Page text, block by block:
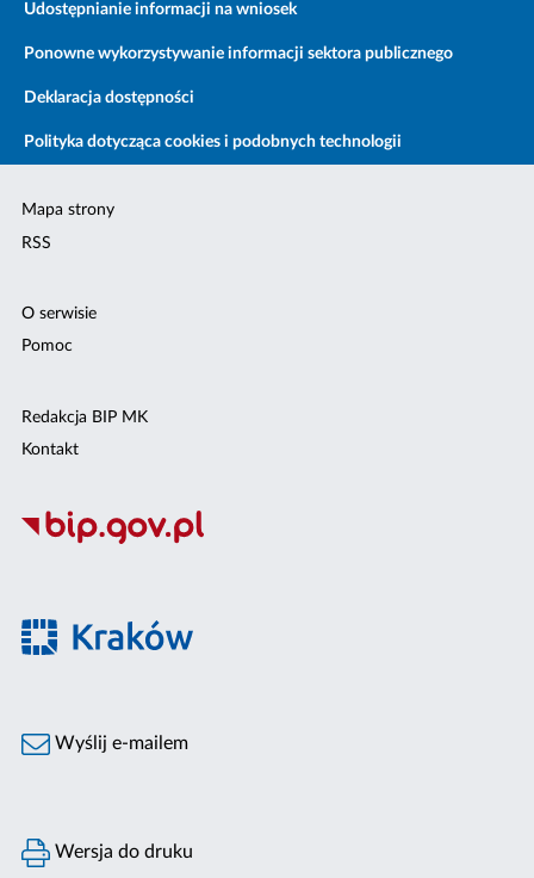
Udostępnianie informacji na wniosek
Ponowne wykorzystywanie informacji sektora publicznego
Deklaracja dostępności
Polityka dotycząca cookies i podobnych technologii
Mapa strony
RSS
O serwisie
Pomoc
Redakcja BIP MK
Kontakt
Wyślij e-mailem
Wersja do druku